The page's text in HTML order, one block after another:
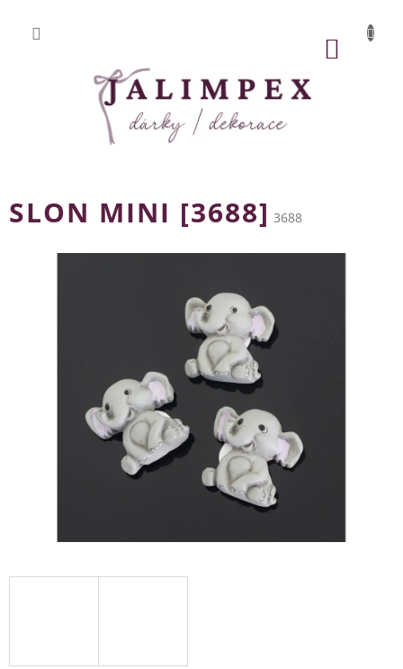
obsah
SLON MINI [3688] 3688